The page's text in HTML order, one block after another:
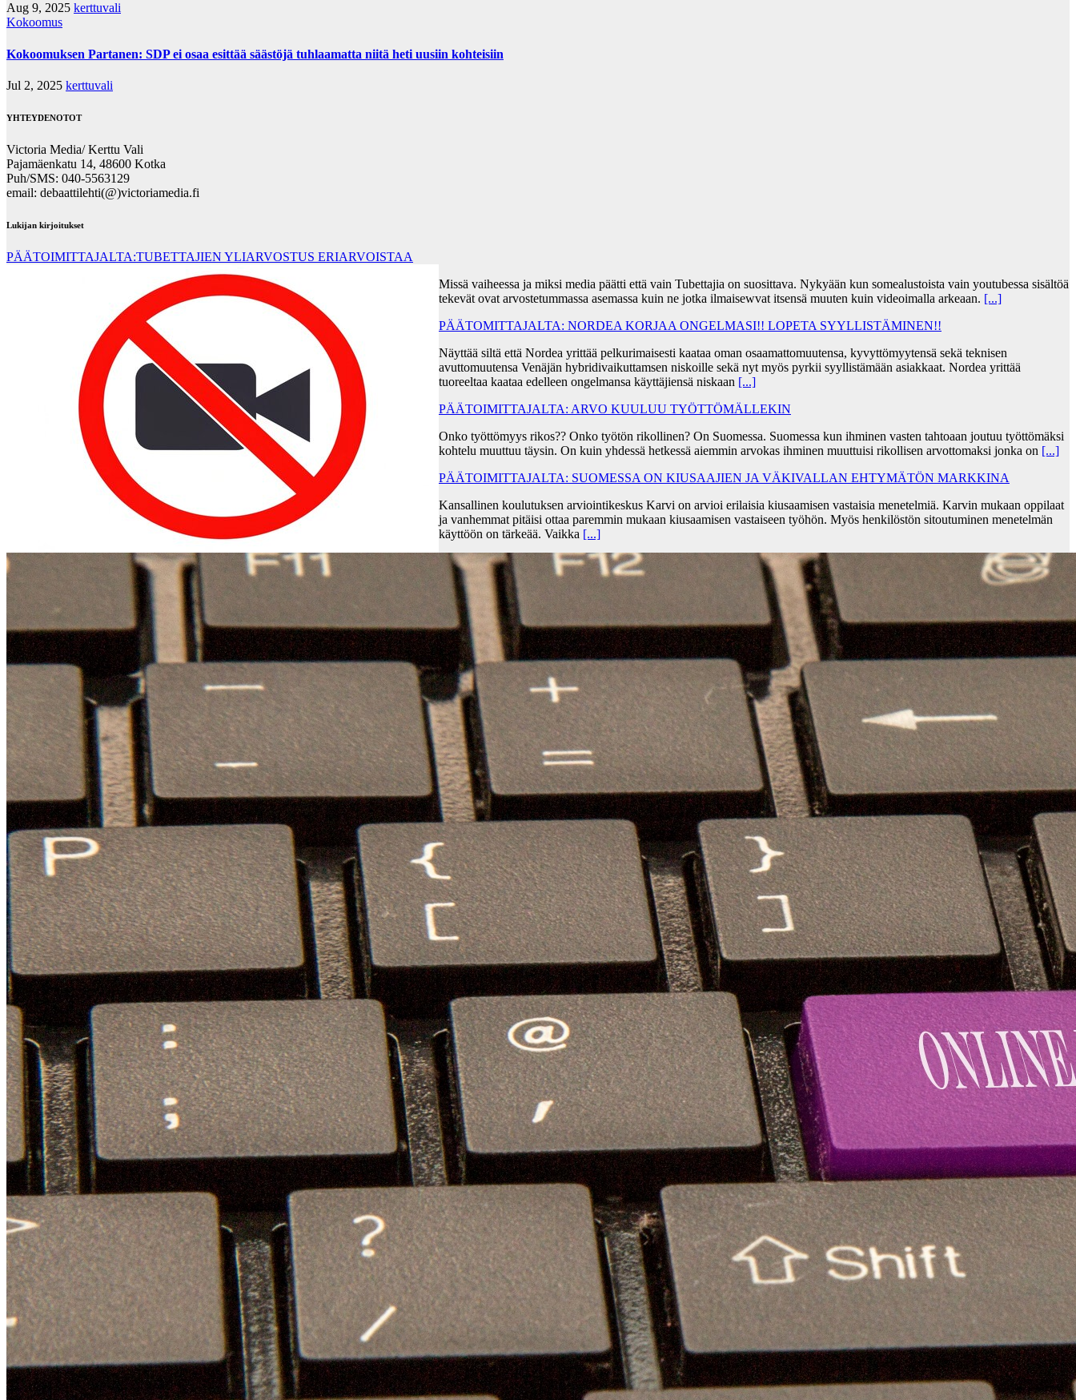
Aug 9, 2025 kerttuvali
Kokoomus
Kokoomuksen Partanen: SDP ei osaa esittää säästöjä tuhlaamatta niitä heti uusiin kohteisiin
Jul 2, 2025 kerttuvali
YHTEYDENOTOT
Victoria Media/ Kerttu Vali
Pajamäenkatu 14, 48600 Kotka
Puh/SMS: 040-5563129
email: debaattilehti(@)victoriamedia.fi
Lukijan kirjoitukset
PÄÄTOIMITTAJALTA:TUBETTAJIEN YLIARVOSTUS ERIARVOISTAA
Missä vaiheessa ja miksi media päätti että vain Tubettajia on suosittava. Nykyään kun somealustoista vain youtubessa sisältöä
tekevät ovat arvostetummassa asemassa kuin ne jotka ilmaisewvat itsensä muuten kuin videoimalla arkeaan. [...]
PÄÄTOMITTAJALTA: NORDEA KORJAA ONGELMASI!! LOPETA SYYLLISTÄMINEN!!
Näyttää siltä että Nordea yrittää pelkurimaisesti kaataa oman osaamattomuutensa, kyvyttömyytensä sekä teknisen
avuttomuutensa Venäjän hybridivaikuttamsen niskoille sekä nyt myös pyrkii syyllistämään asiakkaat. Nordea yrittää
tuoreeltaa kaataa edelleen ongelmansa käyttäjiensä niskaan [...]
PÄÄTOIMITTAJALTA: ARVO KUULUU TYÖTTÖMÄLLEKIN
Onko työttömyys rikos?? Onko työtön rikollinen? On Suomessa. Suomessa kun ihminen vasten tahtoaan joutuu työttömäksi
kohtelu muuttuu täysin. On kuin yhdessä hetkessä aiemmin arvokas ihminen muuttuisi rikollisen arvottomaksi jonka on [...]
PÄÄTOIMITTAJALTA: SUOMESSA ON KIUSAAJIEN JA VÄKIVALLAN EHTYMÄTÖN MARKKINA
Kansallinen koulutuksen arviointikeskus Karvi on arvioi erilaisia kiusaamisen vastaisia menetelmiä. Karvin mukaan oppilaat
ja vanhemmat pitäisi ottaa paremmin mukaan kiusaamisen vastaiseen työhön. Myös henkilöstön sitoutuminen menetelmän
käyttöön on tärkeää. Vaikka [...]